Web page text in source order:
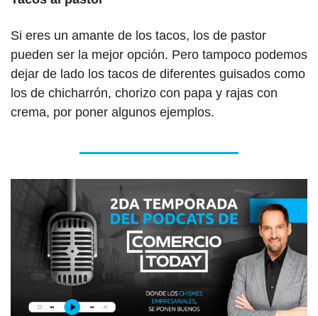
Si eres un amante de los tacos, los de pastor
pueden ser la mejor opción. Pero tampoco podemos
dejar de lado los tacos de diferentes guisados como
los de chicharrón, chorizo con papa y rajas con
crema, por poner algunos ejemplos.